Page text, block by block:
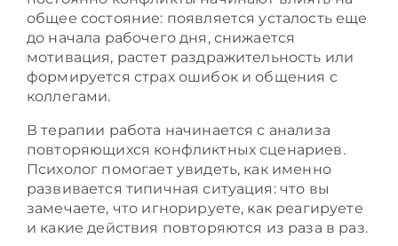
общее состояние: появляется усталость еще
до начала рабочего дня, снижается
мотивация, растет раздражительность или
формируется страх ошибок и общения с
коллегами.
В терапии работа начинается с анализа
повторяющихся конфликтных сценариев.
Психолог помогает увидеть, как именно
развивается типичная ситуация: что вы
замечаете, что игнорируете, как реагируете
и какие действия повторяются из раза в раз.